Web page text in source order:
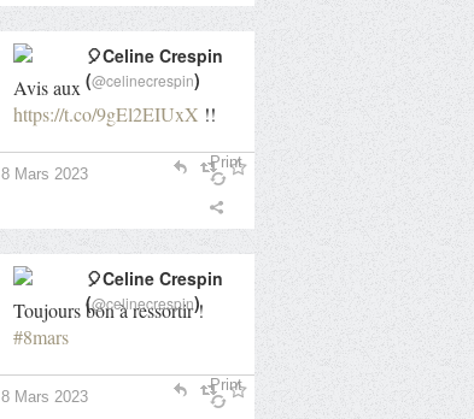
Avis aux
https://t.co/9gEl2EIUxX !!
🎈Celine Crespin
(@celinecrespin)
8 Mars 2023
Print
Toujours bon à ressortir !
#8mars
🎈Celine Crespin
(@celinecrespin)
8 Mars 2023
Print